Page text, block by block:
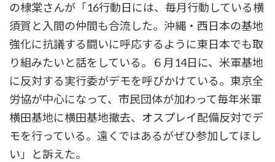
の棣棠さんが「16行動日には、毎月行動している横
須賀と入間の仲間も合流した。沖縄・西日本の基地
強化に抗議する闘いに呼応するように東日本でも取
り組みたいと話をしている。６月14日に、米軍基地
に反対する実行委がデモを呼びかけている。東京全
労協が中心になって、市民団体が加わって毎年米軍
横田基地に横田基地撤去、オスプレイ配備反対でデ
モを行っている。遠くではあるがぜひ参加してほし
い」と訴えた。